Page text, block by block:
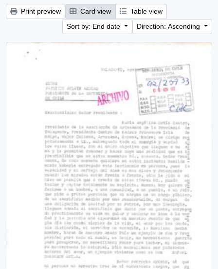
Print preview Card view
Table view
Sort by: End date
Direction: Ascending